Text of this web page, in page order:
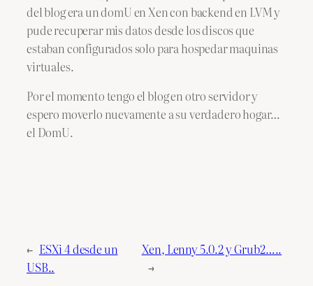
del blog era un domU en Xen con backend en LVM y
pude recuperar mis datos desde los discos que
estaban configurados solo para hospedar maquinas
virtuales.
Por el momento tengo el blog en otro servidor y
espero moverlo nuevamente a su verdadero hogar…
el DomU.
← ESXi 4 desde un
USB..
Xen, Lenny 5.0.2 y Grub2…..
→